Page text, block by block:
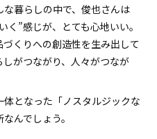
暮らしの中で、俊也さんは
く”感じが、とても心地いい。
くりへの創造性を生み出して
がつながり、人々がつなが
となった「ノスタルジックな
んでしょう。